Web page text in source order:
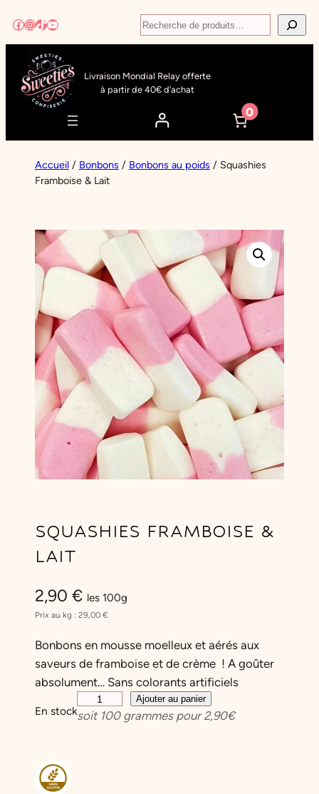
au
contenu
Facebook
Instagram
TikTok
YouTube Recherche
Livraison Mondial Relay offerte
à partir de 40€ d’achat
0
Accueil/ Bonbons / Bonbons au poids / Squashies
Framboise & Lait
SQUASHIES FRAMBOISE &
LAIT
2,90 € les 100g
Prix au kg : 29,00 €
Bonbons en mousse moelleux et aérés aux
saveurs de framboise et de crème ! A goûter
absolument… Sans colorants artificiels
En stock
u
Ajouter au panier
soit 100grammes pour2,90€